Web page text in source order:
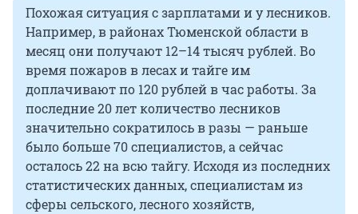
Похожая ситуация с зарплатами и у лесников.
Например, в районах Тюменской области в
месяц они получают 12–14 тысяч рублей. Во
время пожаров в лесах и тайге им
доплачивают по 120 рублей в час работы. За
последние 20 лет количество лесников
значительно сократилось в разы — раньше
было больше 70 специалистов, а сейчас
осталось 22 на всю тайгу. Исходя из последних
статистических данных, специалистам из
сферы сельского, лесного хозяйств,